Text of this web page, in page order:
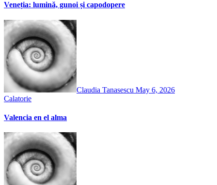
Veneția: lumină, gunoi și capodopere
Claudia Tanasescu May 6, 2026
Calatorie
Valencia en el alma